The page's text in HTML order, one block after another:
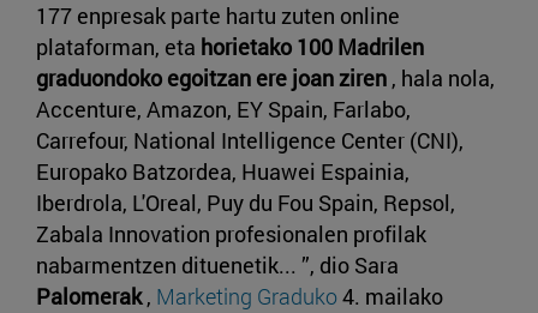
177 enpresak parte hartu zuten online
plataforman, eta horietako 100 Madrilen
graduondoko egoitzan ere joan ziren , hala nola,
Accenture, Amazon, EY Spain, Farlabo,
Carrefour, National Intelligence Center (CNI),
Europako Batzordea, Huawei Espainia,
Iberdrola, L'Oreal, Puy du Fou Spain, Repsol,
Zabala Innovation profesionalen profilak
nabarmentzen dituenetik... ”, dio Sara
Palomerak, Marketing Graduko4. mailako